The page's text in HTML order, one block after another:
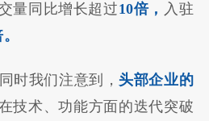
量同比增长超过10倍， 入驻
时我们注意到，头部企业的
技术、功能方面的迭代突破